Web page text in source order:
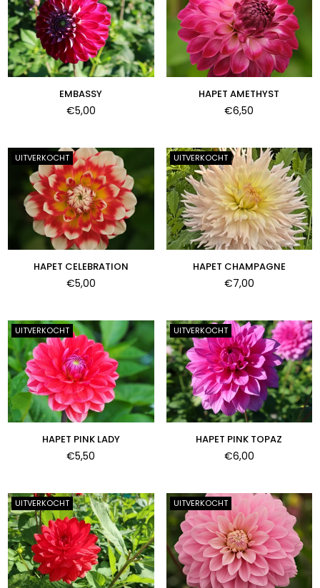
EMBASSY
Normale
€5,00
HAPET AMETHYST
Normale
€6,50
UITVERKOCHT
HAPET CELEBRATION
Normale
€5,00
UITVERKOCHT
HAPET CHAMPAGNE
Normale
€7,00
UITVERKOCHT
HAPET PINK LADY
Normale
€5,50
UITVERKOCHT
HAPET PINK TOPAZ
Normale
€6,00
UITVERKOCHT UITVERKOCHT